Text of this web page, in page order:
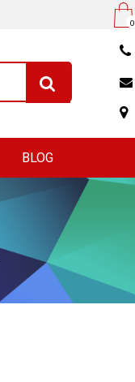
0



BLOG